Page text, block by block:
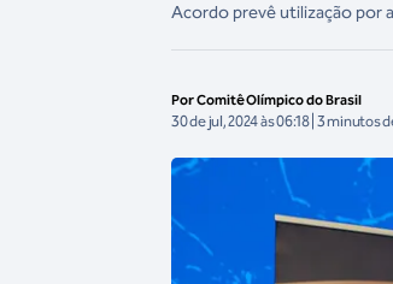
Acordo prevê utilização por
Por Comitê Olímpico do Brasil
30 de jul, 2024 às 06:18 | 3 minutos